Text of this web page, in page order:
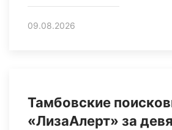
09.08.2026
Тамбовские
«ЛизаАлерт» за